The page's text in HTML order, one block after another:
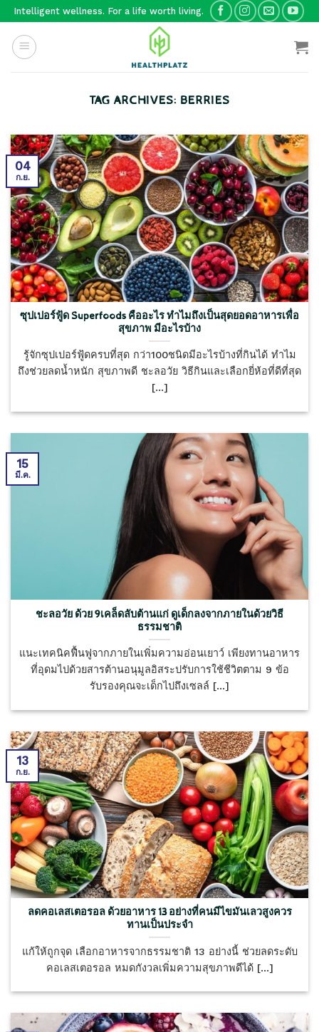
Skip
content
Intelligent wellness. For a life worth living.
TAG ARCHIVES: BERRIES
ซุปเปอร์ฟู้ด Superfoods คืออะไร ทำไมถึงเป็นสุดยอดอาหารเพื่อ
สุขภาพ มีอะไรบ้าง
รู้จักซุปเปอร์ฟู้ดครบที่สุด กว่า100ชนิดมีอะไรบ้างที่กินได้ ทำไม
ถึงช่วยลดน้ำหนัก สุขภาพดี ชะลอวัย วิธีกินและเลือกยี่ห้อที่ดีที่สุด
[...]
04
ก.ย.
ชะลอวัย ด้วย 9เคล็ดลับต้านแก่ ดูเด็กลงจากภายในด้วยวิธี
ธรรมชาติ
แนะเทคนิคฟื้นฟูจากภายในเพิ่มความอ่อนเยาว์ เพียงทานอาหาร
ที่อุดมไปด้วยสารต้านอนุมูลอิสระปรับการใช้ชีวิตตาม 9 ข้อ
รับรองคุณจะเด็กไปถึงเซลล์ [...]
15
มี.ค.
ลดคอเลสเตอรอล ด้วยอาหาร 13 อย่างที่คนมีไขมันเลวสูงควร
ทานเป็นประจำ
แก้ให้ถูกจุด เลือกอาหารจากธรรมชาติ 13 อย่างนี้ ช่วยลดระดับ
คอเลสเตอรอล หมดกังวลเพิ่มความสุขภาพดีได้ [...]
13
ก.ย.